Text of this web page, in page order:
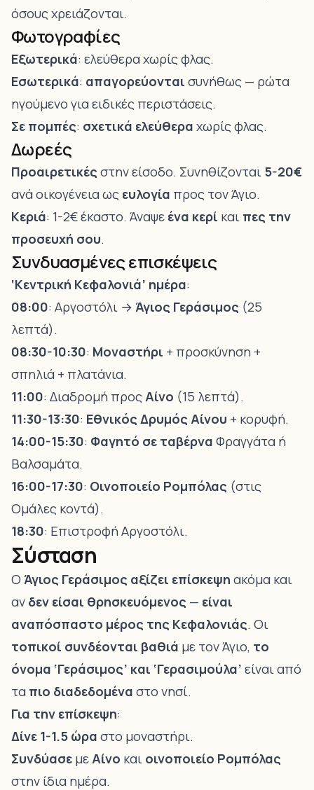
όσους χρειάζονται.
Φωτογραφίες
Εξωτερικά: ελεύθερα χωρίς φλας.
Εσωτερικά: απαγορεύονται συνήθως — ρώτα
ηγούμενο για ειδικές περιστάσεις.
Σε πομπές: σχετικά ελεύθερα χωρίς φλας.
Δωρεές
Προαιρετικές στην είσοδο. Συνηθίζονται 5-20€
ανά οικογένεια ως ευλογία προς τον Άγιο.
Κεριά: 1-2€ έκαστο. Άναψε ένα κερί και πες την
προσευχή σου.
Συνδυασμένες επισκέψεις
‘Κεντρική Κεφαλονιά’ ημέρα:
08:00: Αργοστόλι → Άγιος Γεράσιμος (25
λεπτά).
08:30-10:30: Μοναστήρι + προσκύνηση +
σπηλιά + πλατάνια.
11:00: Διαδρομή προςΑίνο (15 λεπτά).
11:30-13:30: Εθνικός Δρυμός Αίνου + κορυφή.
14:00-15:30: Φαγητό σε ταβέρνα Φραγγάτα ή
Βαλσαμάτα.
16:00-17:30: Οινοποιείο Ρομπόλας (στις
Ομάλες κοντά).
18:30: Επιστροφή Αργοστόλι.
Σύσταση
Ο Άγιος Γεράσιμος αξίζει επίσκεψη ακόμα και
αν δεν είσαι θρησκευόμενος — είναι
αναπόσπαστο μέρος της Κεφαλονιάς. Οι
τοπικοί συνδέονται βαθιά με τον Άγιο, το
όνομα ‘Γεράσιμος’ και ‘Γερασιμούλα’ είναι από
τα πιο διαδεδομένα στο νησί.
Για την επίσκεψη:
Δίνε 1-1.5 ώρα στο μοναστήρι.
Συνδύασε μεΑίνο και οινοποιείο Ρομπόλας
στην ίδια ημέρα.